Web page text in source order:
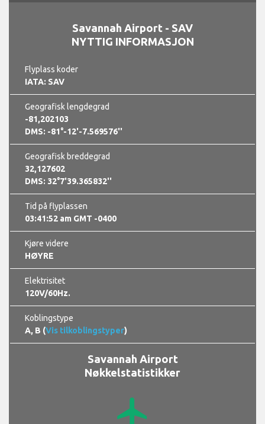
Savannah Airport - SAV
NYTTIG INFORMASJON
Flyplass koder
IATA: SAV
Geografisk lengdegrad
-81,202103
DMS: -81°-12'-7.569576''
Geografisk breddegrad
32,127602
DMS: 32°7'39.365832''
Tid på flyplassen
03:41:53 am GMT -0400
Kjøre videre
HØYRE
Elektrisitet
120V/60Hz.
Koblingstype
A, B (Vis tilkoblingstyper)
Savannah Airport
Nøkkelstatistikker
airplanemode_active